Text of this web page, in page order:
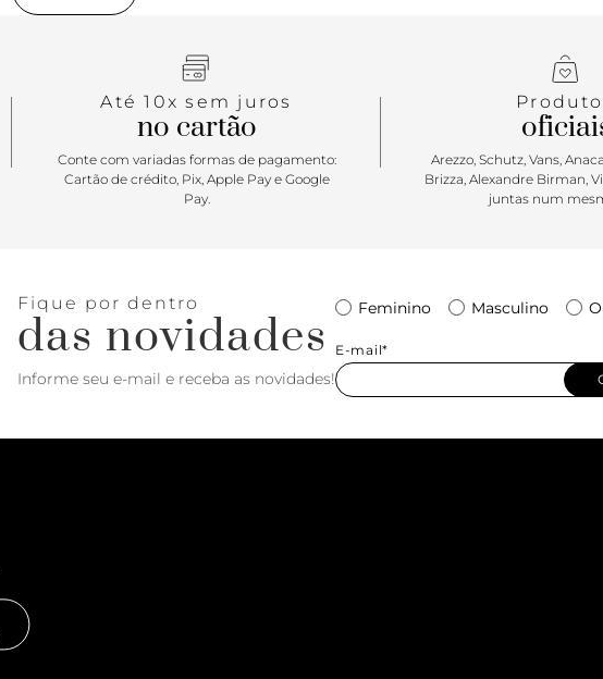
Até 10x sem juros
no cartão
Conte com variadas formas de pagamento:
Cartão de crédito, Pix, Apple Pay e Google
Pay.
Arezzo, Schutz, Vans,
Brizza, Alexandre Birman,
juntas num
Fique por dentro
das novidades
Informe seu e-mail e receba as novidades!
Feminino Masculino
E-mail*